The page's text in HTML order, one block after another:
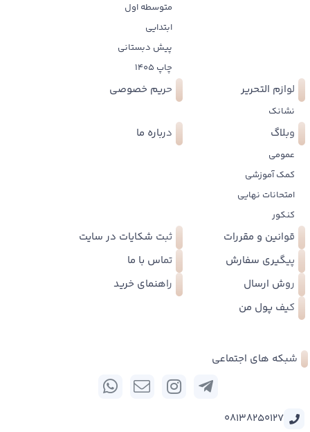
متوسطه اول
ابتدایی
پیش دبستانی
چاپ 1405
لوازم التحریر
نشانک
حریم خصوصی
وبلاگ
عمومی
کمک آموزشی
امتحانات نهایی
کنکور
درباره ما
قوانین و مقررات
ثبت شکایات در سایت
پیگیری سفارش
تماس با ما
روش ارسال
راهنمای خرید
کیف پول من
شبکه های اجتماعی
08138250127